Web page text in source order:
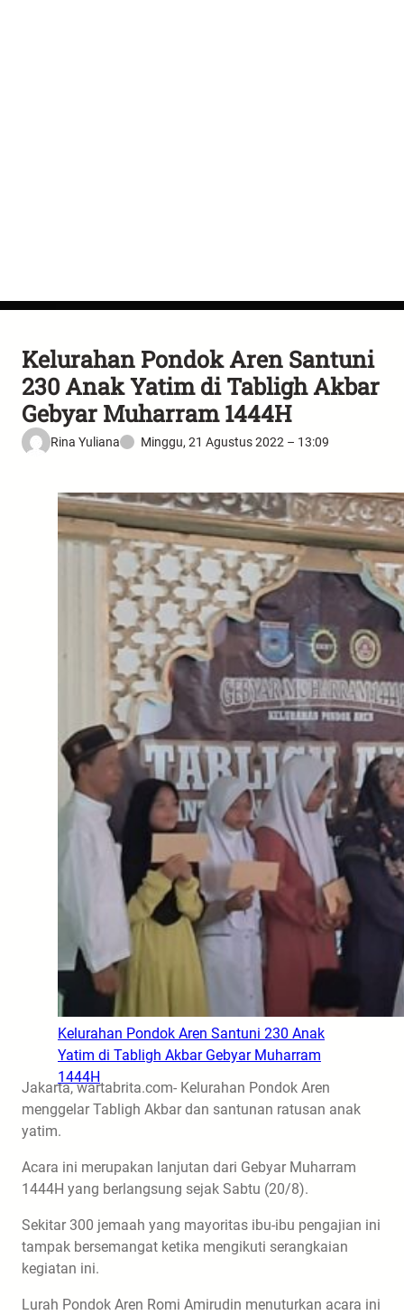
Kelurahan Pondok Aren Santuni
230 Anak Yatim di Tabligh Akbar
Gebyar Muharram 1444H
Rina Yuliana Minggu, 21 Agustus 2022 – 13:09
Kelurahan Pondok Aren Santuni 230 Anak
Yatim di Tabligh Akbar Gebyar Muharram
1444H
Jakarta, wartabrita.com- Kelurahan Pondok Aren
menggelar Tabligh Akbar dan santunan ratusan anak
yatim.
Acara ini merupakan lanjutan dari Gebyar Muharram
1444H yang berlangsung sejak Sabtu (20/8).
Sekitar 300 jemaah yang mayoritas ibu-ibu pengajian ini
tampak bersemangat ketika mengikuti serangkaian
kegiatan ini.
Lurah Pondok Aren Romi Amirudin menuturkan acara ini